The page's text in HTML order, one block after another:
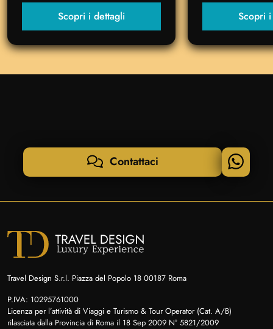
Scopri i dettagli Scopri
Contattaci
Travel Design S.r.l. Piazza del Popolo 18 00187 Roma
P.IVA: 10295761000
Licenza per l’attività di Viaggi e Turismo & Tour Operator (Cat. A/B)
rilasciata dalla Provincia di Roma il 18 Sep 2009 N° 5821/2009